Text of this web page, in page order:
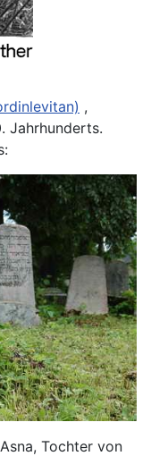
,
Jahrhunderts.
Tochter von